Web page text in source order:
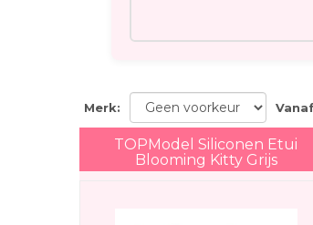
Merk:
TOPModel Siliconen Etui
Blooming Kitty Grijs